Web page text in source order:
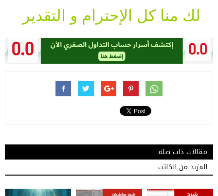
لك منا كل الإحترام و التقدير
مقالات ذات صلة
المزيد من الكاتب